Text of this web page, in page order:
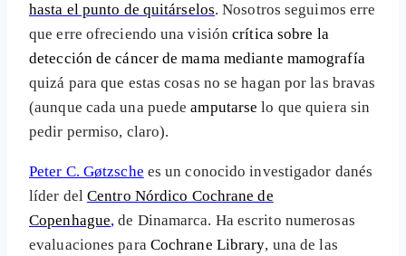
hasta el punto de quitárselos. Nosotros seguimos erre
que erre ofreciendo una visióncrítica sobre la
detección de cáncer de mama mediante mamografía
quizá para que estas cosas no se hagan por las bravas
(aunque cada una puedeamputarse lo que quiera sin
pedir permiso, claro).
Peter C. Gøtzsche es un conocido investigador danés
líder delCentro Nórdico Cochrane de
Copenhague, de Dinamarca. Ha escrito numerosas
evaluaciones para Cochrane Library, una de las